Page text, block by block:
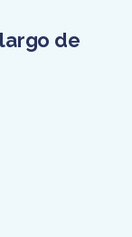
de